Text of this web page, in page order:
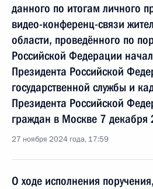
данного по итогам личного
видео-конференц-связи
области, проведённого по
Российской Федерации
Президента Российской
государственной службы и
Президента Российской
граждан в Москве 7 декабря
27 ноября 2024 года, 17:59
О ходе исполнения